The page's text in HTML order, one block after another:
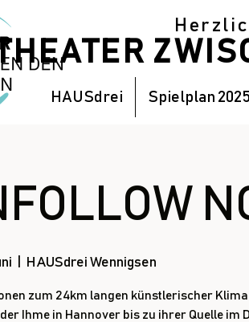
HAUSdrei Spielplan
HAUSdrei Wennigsen
zum 24km langen künstlerischer
Ihme in Hannover bis zu ihrer Quelle im